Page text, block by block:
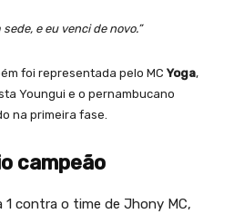
e eu venci de novo.”
foi representada pelo MC Yoga,
Youngui e o pernambucano
na primeira fase.
campeão
1 contra o time de Jhony MC,